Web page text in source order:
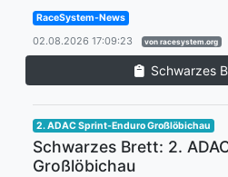
RaceSystem-News
02.08.2026 17:09:23 von racesystem.org
Schwarzes
2. ADAC Sprint-Enduro Großlöbichau
Schwarzes Brett: 2.
Großlöbichau